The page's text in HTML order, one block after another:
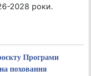
2028 роки.
Програми
поховання